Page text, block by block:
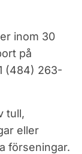
inom 30
på
(484) 263-
tull,
eller
förseningar.